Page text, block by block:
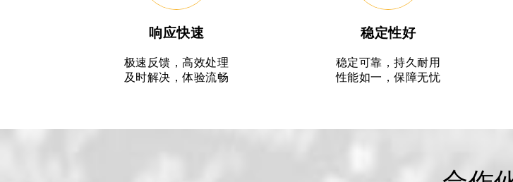
响应快速
极速反馈，高效处理
及时解决，体验流畅
稳定性好
稳定可靠，持久耐用
性能如一，保障无忧